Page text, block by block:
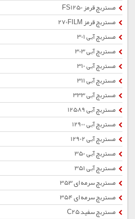
مستربچ قرمز FS1250
مستربچ قرمز 270FILM
مستربچ آبی 301
مستربچ آبی 303
مستربچ آبی 310
مستربچ آبی 311
مستربچ آبی 333
مستربچ آبی 12589
مستربچ آبی 12900
مستربچ آبی 12902
مستربچ آبی 350
مستربچ آبی 351
مستربچ سرمه ای 353
مستربچ سرمه ای 354
مستربچ سفید C25